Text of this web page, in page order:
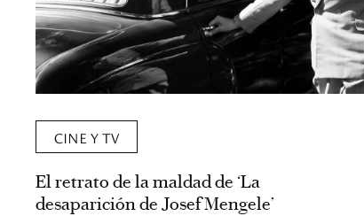
CINE Y TV
El retrato de la maldad de ‘La
desaparición de Josef Mengele’